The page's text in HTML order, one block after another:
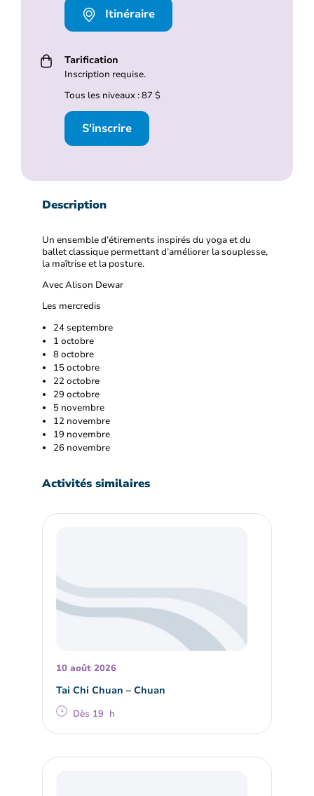
Itinéraire
Tarification
Inscription requise.
Tous les niveaux : 87 $
S'inscrire
Description
Un ensemble d’étirements inspirés du yoga et du
ballet classique permettant d’améliorer la souplesse,
la maîtrise et la posture.
Avec Alison Dewar
Les mercredis
24 septembre
1 octobre
8 octobre
15 octobre
22 octobre
29 octobre
5 novembre
12 novembre
19 novembre
26 novembre
Activités similaires
10 août 2026
Tai Chi Chuan – Chuan
Dès 19 h